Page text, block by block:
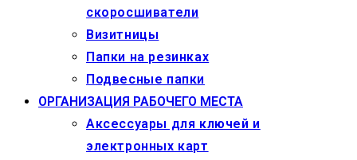
скоросшиватели
Визитницы
Папки на резинках
Подвесные папки
ОРГАНИЗАЦИЯ РАБОЧЕГО МЕСТА
Аксессуары для ключей и
электронных карт